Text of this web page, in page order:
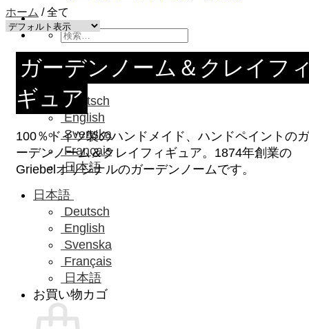
検
索
対
日本語
Deutsch
English
Svenska
Français
日本語
日本語
Deutsch
English
Svenska
Français
日本語
お買い物カゴ
ホーム /全て
ガーデンノーム＆クレイフ
ギュア
100％ドイツ製のハンドメイド、ハンドペイントのガ
ーデンノーム＆クレイフィギュア。1874年創業の
Griebelオリジナルのガーデンノームです。